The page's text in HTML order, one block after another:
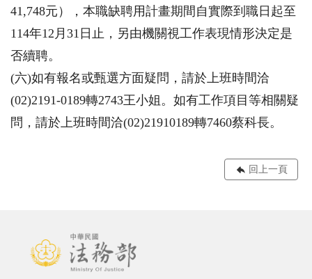
41,748元），本職缺聘用計畫期間自實際到職日起至
114年12月31日止，另由機關視工作表現情形決定是
否續聘。
(六)如有報名或甄選方面疑問，請於上班時間洽
(02)2191-0189轉2743王小姐。如有工作項目等相關疑
問，請於上班時間洽(02)21910189轉7460蔡科長。
回上一頁